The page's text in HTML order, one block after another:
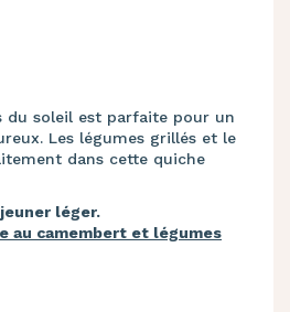
du soleil est parfaite pour un
Les légumes grillés et le
dans cette quiche
léger.
au camembert et légumes